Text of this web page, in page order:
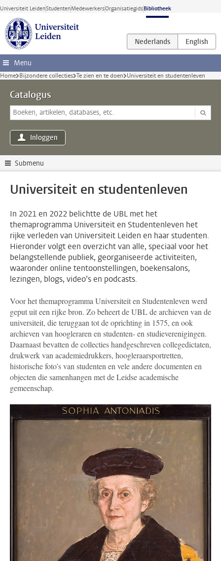
Ga direct naar de inhoud
Universiteit LeidenStudentenMedewerkersOrganisatiegidsBibliotheek
Menu
Home Bijzondere collecties Te zien en te doen Universiteit en studentenleven
Catalogus
Inloggen
Submenu
Universiteit en studentenleven
In 2021 en 2022 belichtte de UBL met het
themaprogramma Universiteit en Studentenleven het
rijke verleden van Universiteit Leiden en haar studenten.
Hieronder volgt een overzicht van alle, speciaal voor het
belangstellende publiek, georganiseerde activiteiten,
waaronder online tentoonstellingen, boekensalons,
lezingen, blogs, video’s en podcasts.
Voor het themaprogramma Universiteit en Studentenleven werd
geput uit een rijke bron. Zo beheert de UBL de archieven van de
universiteit, die teruggaan tot de oprichting in 1575, en ook
archieven van hoogleraren en studenten- en studieverenigingen.
Daarnaast bevatten de collecties handgeschreven collegedictaten,
drukwerk van academiedrukkers, hoogleraarsportretten,
historische foto’s van studenten en vele andere documenten en
objecten die samenhangen met de Leidse academische
gemeenschap.